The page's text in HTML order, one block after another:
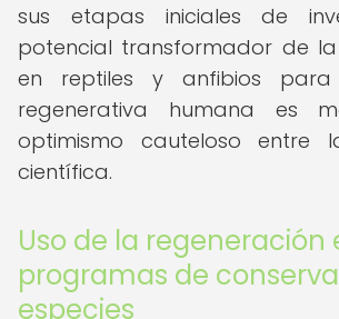
sus etapas iniciales de
potencial transformador de
en reptiles y anfibios
regenerativa humana es
optimismo cauteloso entre
científica.
Uso de la regeneración
programas de
especies